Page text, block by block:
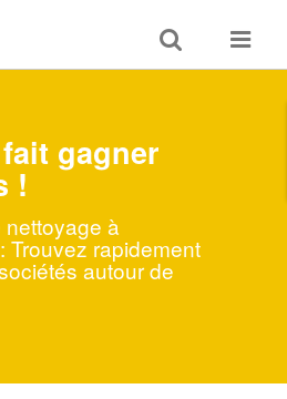
Toggle
search
Toggle
gagner
!
à
Trouvez rapidement
autour de